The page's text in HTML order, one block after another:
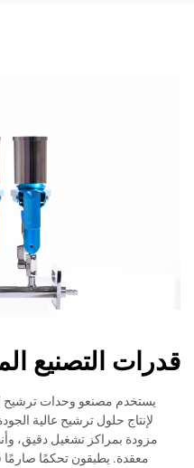
قدرات التصنيع
يستخدم مصنعو وحدات ترشيح
لإنتاج حلول ترشيح عالية
مزودة بمراكز تشغيل دقيق،
معقدة. يطبقون تحكمًا